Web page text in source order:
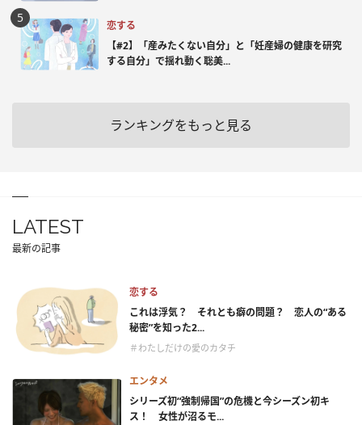
恋する
【#2】「産みたくない自分」と「妊産婦の健康を研究
する自分」で揺れ動く聡美...
ランキングをもっと見る
LATEST
最新の記事
恋する
これは浮気？ それとも癖の問題？ 恋人の“ある
秘密”を知った2...
＃わたしだけの愛のカタチ
エンタメ
シリーズ初“強制帰国”の危機と今シーズン初キ
ス！ 女性が沼るモ...